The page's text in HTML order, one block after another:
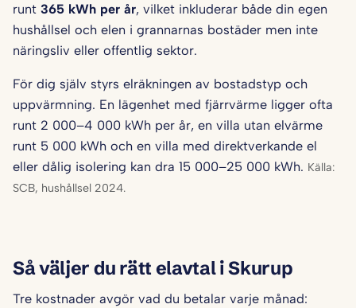
runt 365 kWh per år, vilket inkluderar både din egen
hushållsel och elen i grannarnas bostäder men inte
näringsliv eller offentlig sektor.
För dig själv styrs elräkningen av bostadstyp och
uppvärmning. En lägenhet med fjärrvärme ligger ofta
runt 2 000–4 000 kWh per år, en villa utan elvärme
runt 5 000 kWh och en villa med direktverkande el
eller dålig isolering kan dra 15 000–25 000 kWh. Källa:
SCB, hushållsel 2024.
Så väljer du rätt elavtal i Skurup
Tre kostnader avgör vad du betalar varje månad: